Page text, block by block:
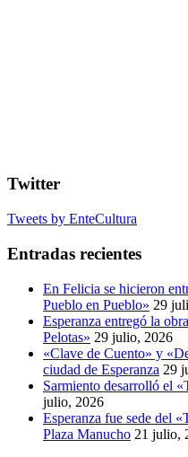
Twitter
Tweets by EnteCultura
Entradas recientes
En Felicia se hicieron
Pueblo en Pueblo» 29
Esperanza entregó la
Pelotas» 29 julio, 2026
«Clave de Cuento» y
ciudad de Esperanza 29
Sarmiento desarrolló el
julio, 2026
Esperanza fue sede del
Plaza Manucho 21 julio,